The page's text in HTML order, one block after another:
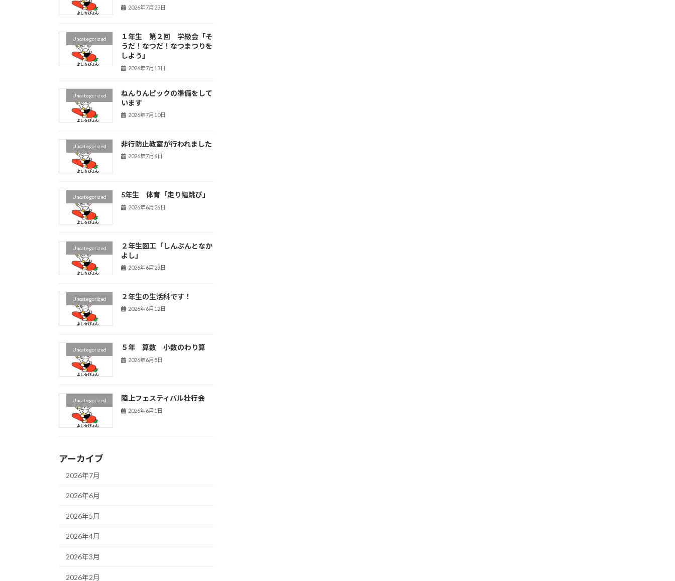
2026年7月23日
Uncategorized
１年生 第２回 学級会「そ
うだ！なつだ！なつまつりを
しよう」
2026年7月13日
Uncategorized
ねんりんピックの準備をして
います
2026年7月10日
Uncategorized 非行防止教室が行われました
2026年7月6日
Uncategorized 5年生 体育「走り幅跳び」
2026年6月26日
Uncategorized
２年生図工「しんぶんとなか
よし」
2026年6月23日
Uncategorized ２年生の生活科です！
2026年6月12日
Uncategorized ５年 算数 小数のわり算
2026年6月5日
Uncategorized 陸上フェスティバル壮行会
2026年6月1日
アーカイブ
2026年7月
2026年6月
2026年5月
2026年4月
2026年3月
2026年2月